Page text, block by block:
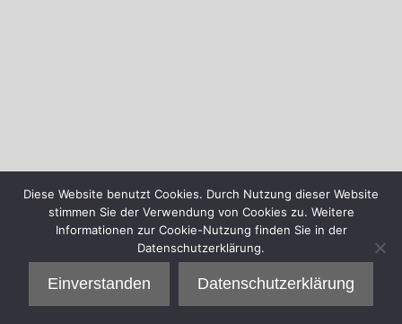
Diese Website benutzt Cookies. Durch Nutzung dieser Website
stimmen Sie der Verwendung von Cookies zu. Weitere
Informationen zur Cookie-Nutzung finden Sie in der
Datenschutzerklärung.
Einverstanden Datenschutzerklärung